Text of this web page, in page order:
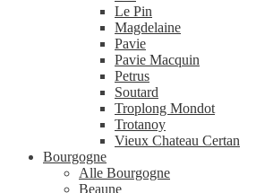
Le Pin
Magdelaine
Pavie
Pavie Macquin
Petrus
Soutard
Troplong Mondot
Trotanoy
Vieux Chateau Certan
Bourgogne
Alle Bourgogne
Beaune